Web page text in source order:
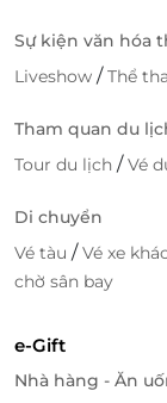
Sự kiện văn hóa
Liveshow /Thể
Tham quan du
Tour du lịch /Vé
Di chuyển
Vé tàu /Vé xe
chờ sân bay
e-Gift
Nhà hàng - Ăn